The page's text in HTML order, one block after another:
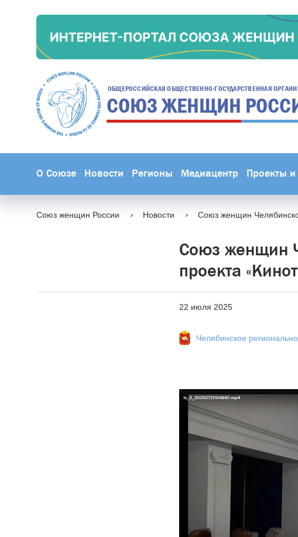
ОБЩЕРОССИЙСКАЯ ОБЩЕСТВЕННО-ГОСУДАРСТВЕННАЯ
СОЮЗ ЖЕНЩИН
О Союзе Новости Регионы Медиацентр Проекты
Союз женщин России Новости Союз женщин
Союз женщин
проекта
22 июля 2025
Челябинское